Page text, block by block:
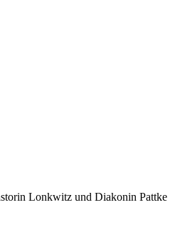
Lonkwitz und Diakonin Pattke